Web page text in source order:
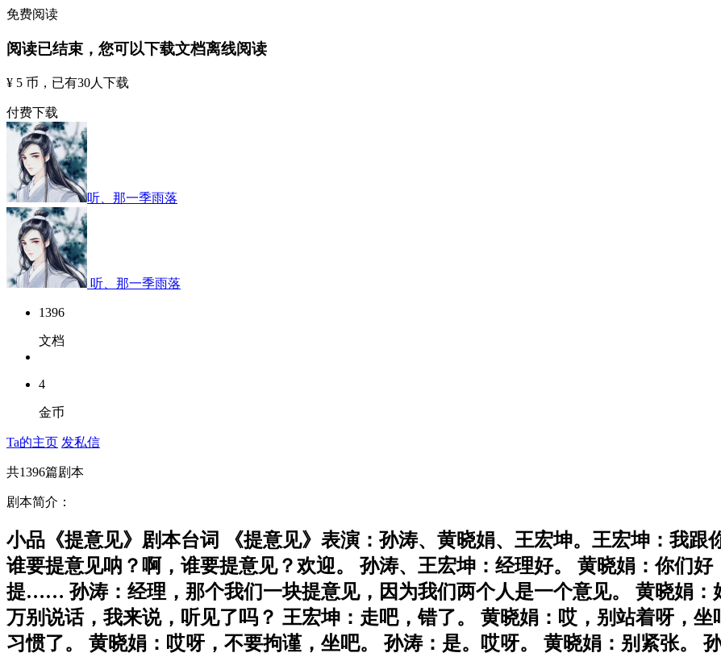
免费阅读
阅读已结束，您可以下载文档离线阅读
¥ 5 币 ，已有30人下载
付费下载
听、那一季雨落
听、那一季雨落
1396
文档
4
金币
Ta的主页 发私信
共1396篇剧本
剧本简介：
小品《提意见》剧本台词 《提意见》表演：孙涛、黄晓娟、王宏坤。王宏坤：我跟
谁要提意见呐？啊，谁要提意见？欢迎。 孙涛、王宏坤：经理好。 黄晓娟：你们
提…… 孙涛：经理，那个我们一块提意见，因为我们两个人是一个意见。 黄晓娟：
万别说话，我来说，听见了吗？ 王宏坤：走吧，错了。 黄晓娟：哎，别站着呀，
习惯了。 黄晓娟：哎呀，不要拘谨，坐吧。 孙涛：是。哎呀。 黄晓娟：别紧张。